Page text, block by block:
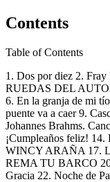
Contents
Table of Contents
1. Dos por diez 2.
RUEDAS DEL
6. En la granja de mi
puente va a caer 9.
Johannes Brahms.
¡Cumpleaños feliz!
WINCY ARAÑA 17.
REMA TU BARCO
Gracia 22. Noche de